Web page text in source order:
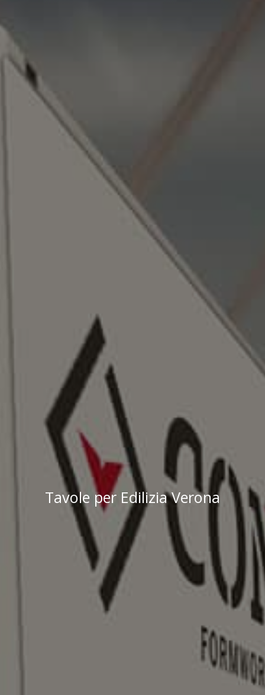
Tavole per Edilizia Verona